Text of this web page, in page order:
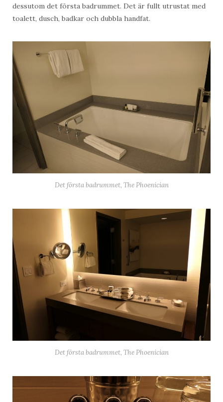
dessutom det första badrummet. Det är fullt utrustat med
toalett, dusch, badkar och dubbla handfat.
Det första badrummet, The Phoenician
Det första badrummet, The Phoenician